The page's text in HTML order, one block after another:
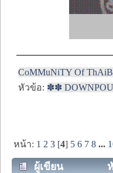
CoMMuNiTY Of
หัวข้อ: ✽✽
หน้า: 1 2 3 [4] 5 6 7 8 ...
ผู้เขียน หั